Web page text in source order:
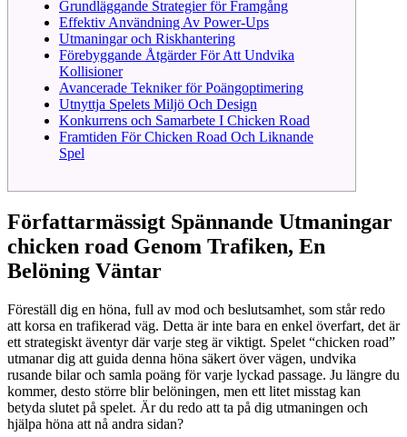
Grundläggande Strategier för Framgång
Effektiv Användning Av Power-Ups
Utmaningar och Riskhantering
Förebyggande Åtgärder För Att Undvika
Kollisioner
Avancerade Tekniker för Poängoptimering
Utnyttja Spelets Miljö Och Design
Konkurrens och Samarbete I Chicken Road
Framtiden För Chicken Road Och Liknande
Spel
Författarmässigt Spännande Utmaningar
chicken road Genom Trafiken, En
Belöning Väntar
Föreställ dig en höna, full av mod och beslutsamhet, som står redo
att korsa en trafikerad väg. Detta är inte bara en enkel överfart, det är
ett strategiskt äventyr där varje steg är viktigt. Spelet “chicken road”
utmanar dig att guida denna höna säkert över vägen, undvika
rusande bilar och samla poäng för varje lyckad passage. Ju längre du
kommer, desto större blir belöningen, men ett litet misstag kan
betyda slutet på spelet. Är du redo att ta på dig utmaningen och
hjälpa höna att nå andra sidan?